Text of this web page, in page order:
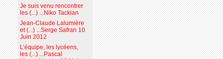
Je suis venu rencontrer
les (...) ...Niko Tackian
Jean-Claude Lalumière
et (...) ...Serge Safran 10
Juin 2012
L’équipe, les lycéens,
les (...) ...Pascal